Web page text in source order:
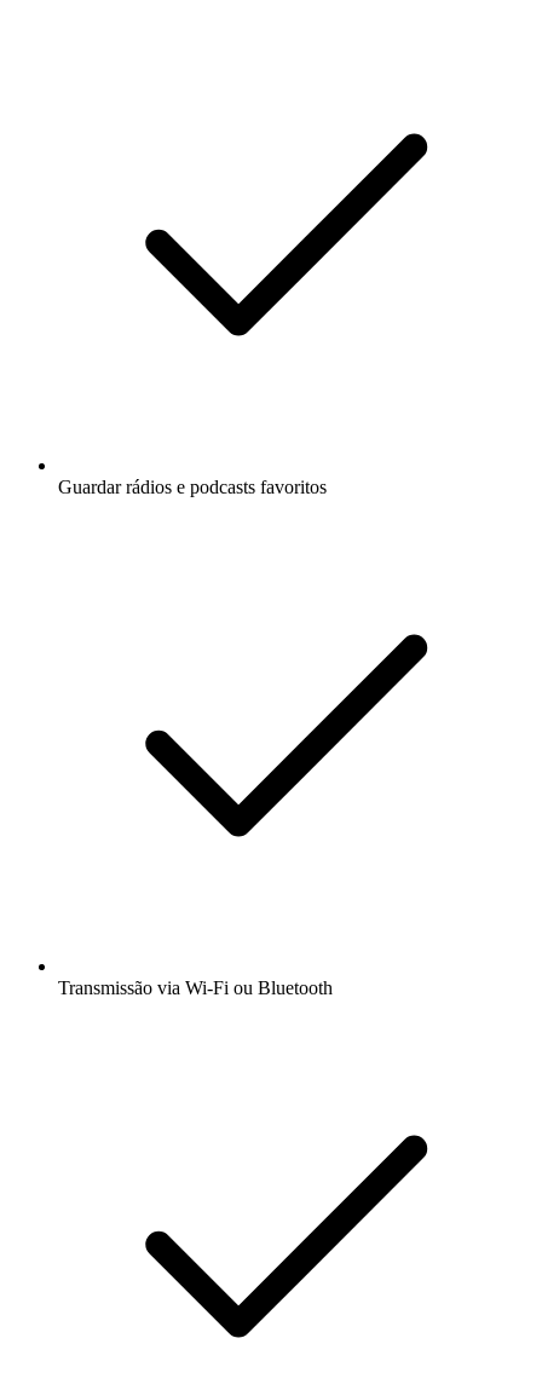
Guardar rádios e podcasts favoritos
Transmissão via Wi-Fi ou Bluetooth